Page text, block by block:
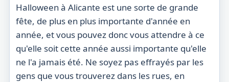
Halloween à Alicante est une sorte de grande
fête, de plus en plus importante d'année en
année, et vous pouvez donc vous attendre à ce
qu'elle soit cette année aussi importante qu'elle
ne l'a jamais été. Ne soyez pas effrayés par les
gens que vous trouverez dans les rues, en